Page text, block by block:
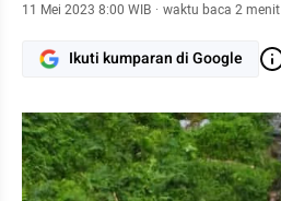
11 Mei 2023 8:00 WIB · waktu baca 2 menit
Ikuti kumparan di Google